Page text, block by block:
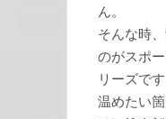
ん。
そんな時
のがスポ
リーズです
温めたい